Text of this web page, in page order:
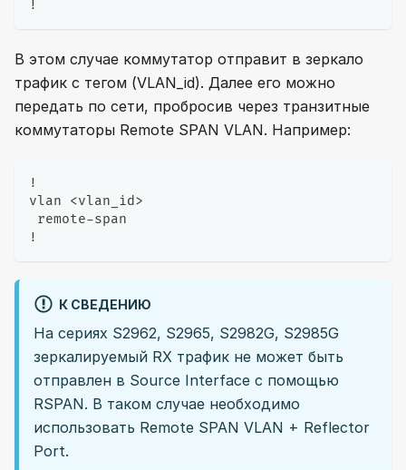
!
В этом случае коммутатор отправит в зеркало
трафик с тегом (VLAN_id). Далее его можно
передать по сети, пробросив через транзитные
коммутаторы Remote SPAN VLAN. Например:
!
vlan <vlan_id>
remote-span
!
К СВЕДЕНИЮ
На сериях S2962, S2965, S2982G, S2985G
зеркалируемый RX трафик не может быть
отправлен в Source Interface с помощью
RSPAN. В таком случае необходимо
использовать Remote SPAN VLAN + Reflector
Port.